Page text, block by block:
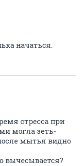
начаться.
стресса при
могла зеть-
мытья видно
вычесывается?